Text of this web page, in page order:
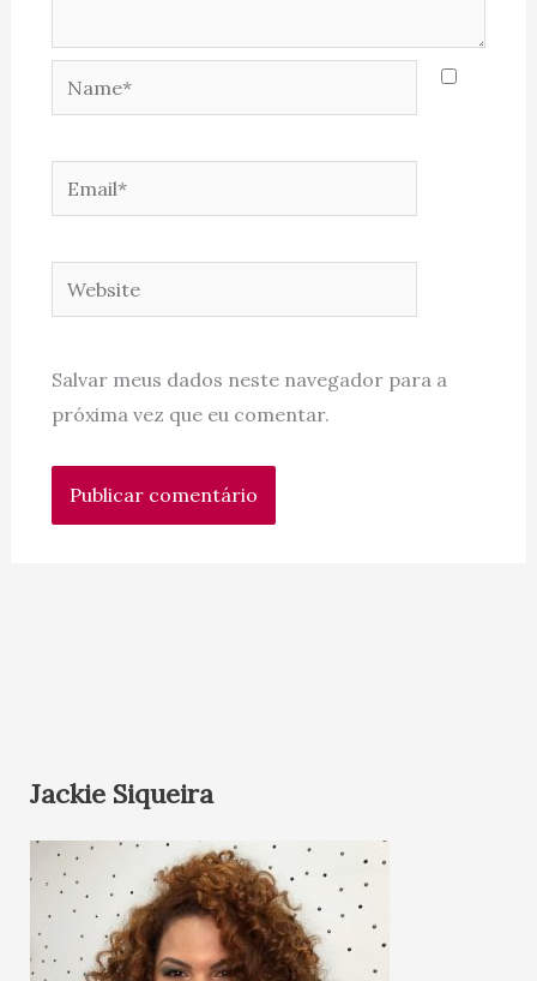
Name*
Email*
Website
Salvar meus dados neste navegador para a
próxima vez que eu comentar.
Jackie Siqueira